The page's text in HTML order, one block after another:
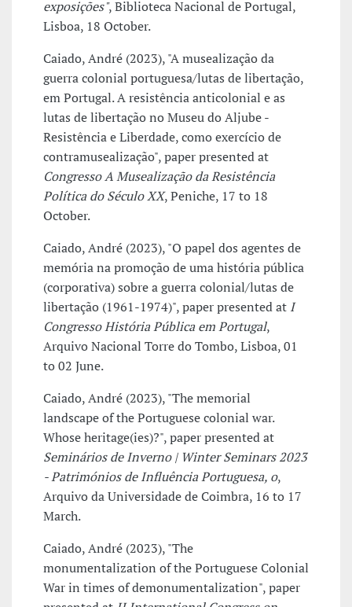
exposições", Biblioteca Nacional de Portugal,
Lisboa, 18 October.
Caiado, André (2023), "A musealização da
guerra colonial portuguesa/lutas de libertação,
em Portugal. A resistência anticolonial e as
lutas de libertação no Museu do Aljube -
Resistência e Liberdade, como exercício de
contramusealização", paper presented at
Congresso A Musealização da Resistência
Política do Século XX, Peniche, 17 to 18
October.
Caiado, André (2023), "O papel dos agentes de
memória na promoção de uma história pública
(corporativa) sobre a guerra colonial/lutas de
libertação (1961-1974)", paper presented at I
Congresso História Pública em Portugal,
Arquivo Nacional Torre do Tombo, Lisboa, 01
to 02 June.
Caiado, André (2023), "The memorial
landscape of the Portuguese colonial war.
Whose heritage(ies)?", paper presented at
Seminários de Inverno | Winter Seminars 2023
- Patrimónios de Influência Portuguesa, o,
Arquivo da Universidade de Coimbra, 16 to 17
March.
Caiado, André (2023), "The
monumentalization of the Portuguese Colonial
War in times of demonumentalization", paper